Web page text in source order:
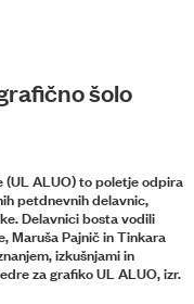
šolo
(UL ALUO) to poletje odpira
petdnevnih delavnic,
Delavnici bosta vodili
Maruša Pajnič in Tinkara
izkušnjami in
za grafiko UL ALUO, izr.